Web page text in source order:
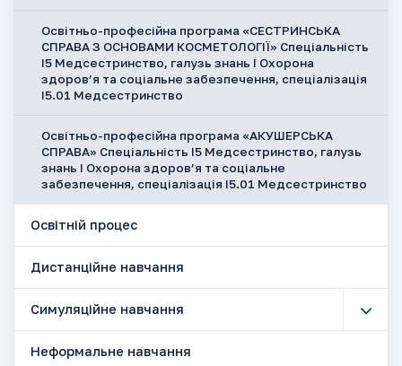
Освітньо-професійна програма «СЕСТРИНСЬКА
СПРАВА З ОСНОВАМИ КОСМЕТОЛОГІЇ» Спеціальність
І5 Медсестринство, галузь знань І Охорона
здоров’я та соціальне забезпечення, спеціалізація
І5.01 Медсестринство
Освітньо-професійна програма «АКУШЕРСЬКА
СПРАВА» Спеціальність І5 Медсестринство, галузь
знань І Охорона здоров’я та соціальне
забезпечення, спеціалізація І5.01 Медсестринство
Освітній процес
Дистанційне навчання
Симуляційне навчання
Неформальне навчання